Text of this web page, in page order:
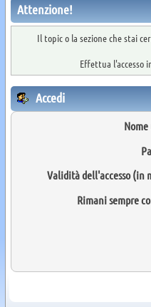
Attenzione!
Il topic o la sezione che stai
Effettua l'accesso
Accedi
Validità dell'accesso (in
Rimani sempre